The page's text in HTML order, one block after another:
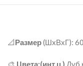
📐Размер(ШxВхГ):
🎨 Цвета:(инт.ц.) Дуб